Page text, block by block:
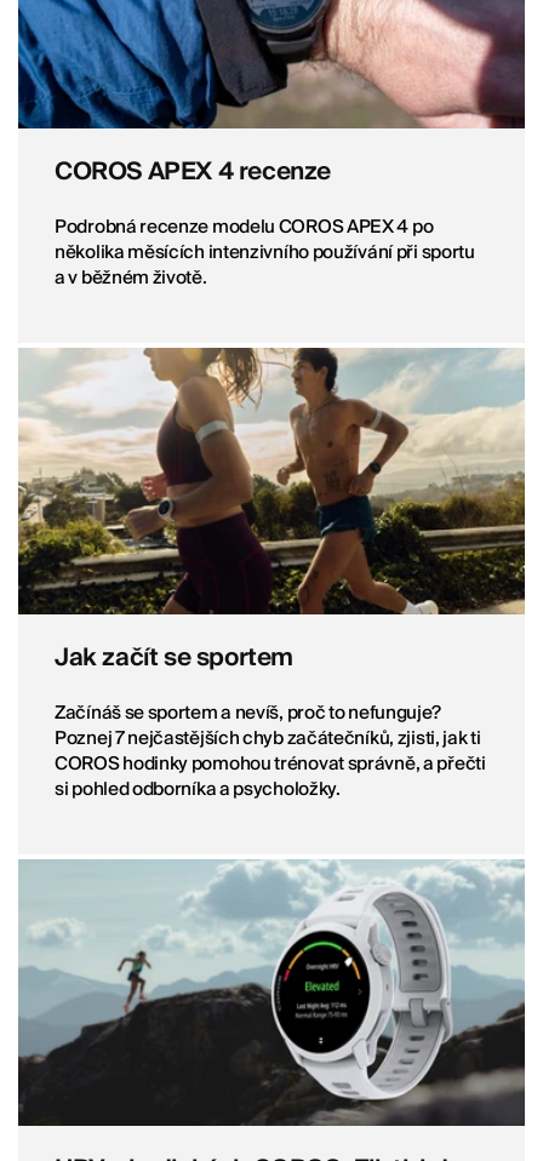
COROS APEX 4 recenze
Podrobná recenze modelu COROS APEX 4 po
několika měsících intenzivního používání při sportu
a v běžném životě.
Jak začít se sportem
Začínáš se sportem a nevíš, proč to nefunguje?
Poznej 7 nejčastějších chyb začátečníků, zjisti, jak ti
COROS hodinky pomohou trénovat správně, a přečti
si pohled odborníka a psycholožky.